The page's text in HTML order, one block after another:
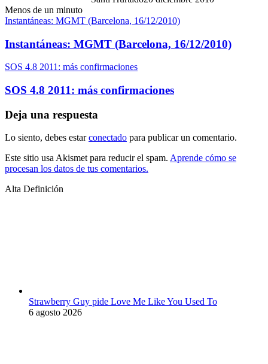
Menos de un minuto
Instantáneas: MGMT (Barcelona, 16/12/2010)
Instantáneas: MGMT (Barcelona, 16/12/2010)
SOS 4.8 2011: más confirmaciones
SOS 4.8 2011: más confirmaciones
Deja una respuesta
Lo siento, debes estarconectado para publicar un comentario.
Este sitio usa Akismet para reducir el spam. Aprende cómo se
procesan los datos de tus comentarios.
Alta Definición
Strawberry Guy pide Love Me Like You Used To
6 agosto 2026